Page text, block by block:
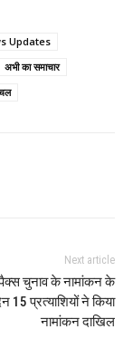
Updates
अभी का समाचार
Next article
चुनाव के नामांकन के
15 प्रत्याशियों ने किया
नामांकन दाखिल